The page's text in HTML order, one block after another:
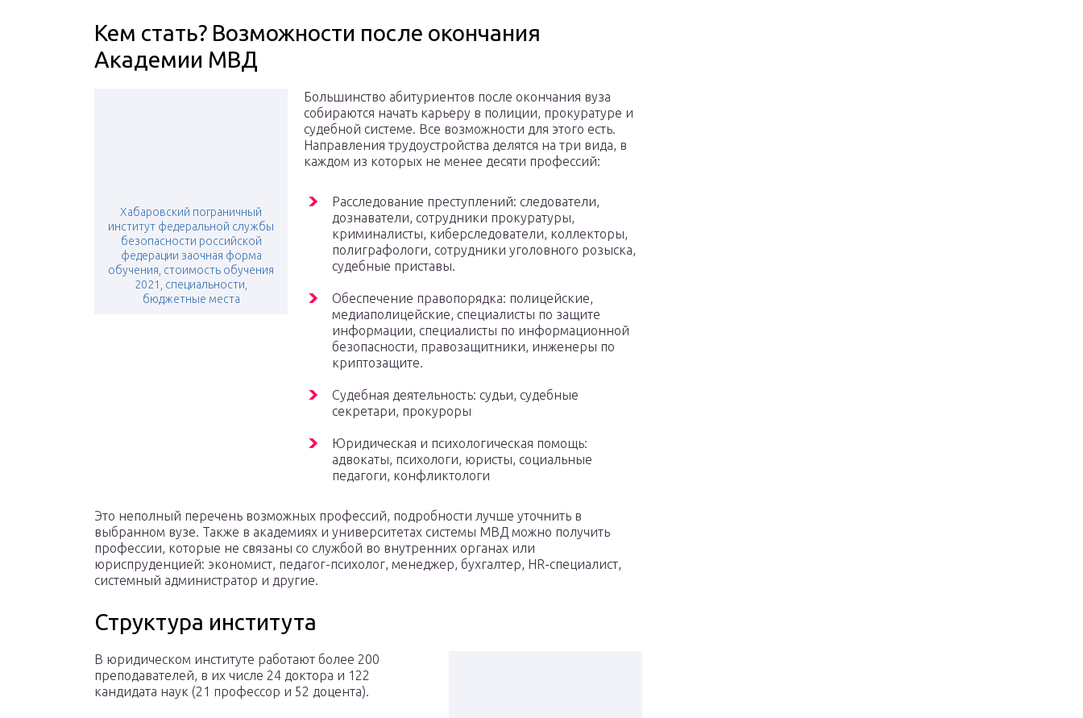
Кем стать? Возможности после окончания
Академии МВД
Хабаровский пограничный
институт федеральной службы
безопасности российской
федерации заочная форма
обучения, стоимость обучения
2021, специальности,
бюджетные места
Большинство абитуриентов после окончания вуза
собираются начать карьеру в полиции, прокуратуре и
судебной системе. Все возможности для этого есть.
Направления трудоустройства делятся на три вида, в
каждом из которых не менее десяти профессий:
Расследование преступлений: следователи,
дознаватели, сотрудники прокуратуры,
криминалисты, киберследователи, коллекторы,
полиграфологи, сотрудники уголовного розыска,
судебные приставы.
Обеспечение правопорядка: полицейские,
медиаполицейские, специалисты по защите
информации, специалисты по информационной
безопасности, правозащитники, инженеры по
криптозащите.
Судебная деятельность: судьи, судебные
секретари, прокуроры
Юридическая и психологическая помощь:
адвокаты, психологи, юристы, социальные
педагоги, конфликтологи
Это неполный перечень возможных профессий, подробности лучше уточнить в
выбранном вузе. Также в академиях и университетах системы МВД можно получить
профессии, которые не связаны со службой во внутренних органах или
юриспруденцией: экономист, педагог-психолог, менеджер, бухгалтер, HR-специалист,
системный администратор и другие.
Структура института
В юридическом институте работают более 200
преподавателей, в их числе 24 доктора и 122
кандидата наук (21 профессор и 52 доцента).